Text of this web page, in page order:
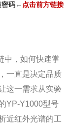
密码← 点击前方链接
中，如何快速掌
一直是决定品质
这一需求从实验
YP-Y1000型号
近红外光谱的工